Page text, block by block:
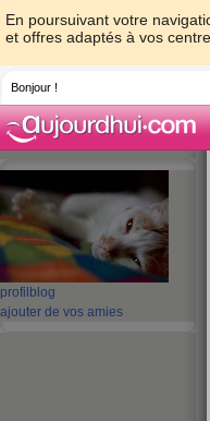
En poursuivant votre
et offres adaptés à vos
Bonjour !
profil blog
ajouter de vos amies